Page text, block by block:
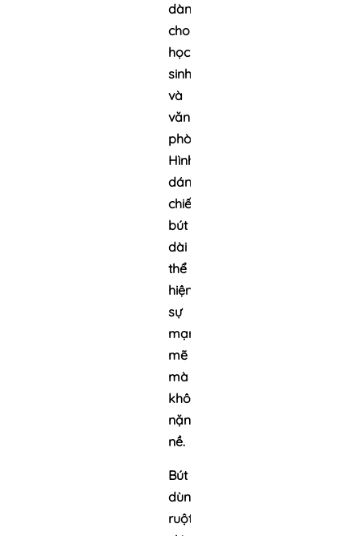
dành
cho
học
sinh
và
văn
phòng.
Hình
dáng
chiếc
bút
dài
thể
hiện
sự
mạnh
mẽ
mà
không
nặng
nề.
Bút
dùng
ruột